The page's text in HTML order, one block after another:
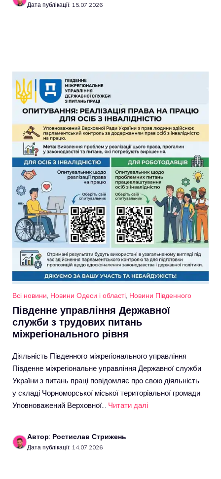
Дата публікації: 15.07.2026
Всі новини, Новини Одеси і області, Новини Південного
Південне управління Державної
служби з трудових питань
міжрегіонального рівня
Діяльність Південного міжрегіонального управління
Південне міжрегіональне управління Державної служби
України з питань праці повідомляє про свою діяльність
у складі Чорноморської міської територіальної громади.
Уповноважений Верховної… Читати далі
Автор: Ростислав Стрижень
Дата публікації: 14.07.2026